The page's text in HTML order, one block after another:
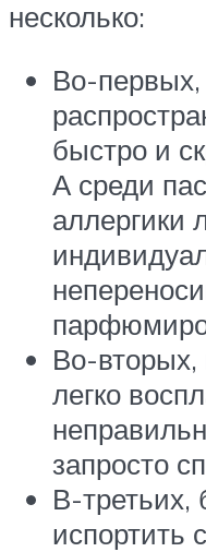
несколько:
Во-первых,
быстро и
А среди
аллергики
Во-вторых,
легко
запросто
В-третьих,
испортить